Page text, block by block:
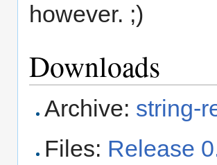
however. ;)
Downloads
Archive: string-
Files: Release